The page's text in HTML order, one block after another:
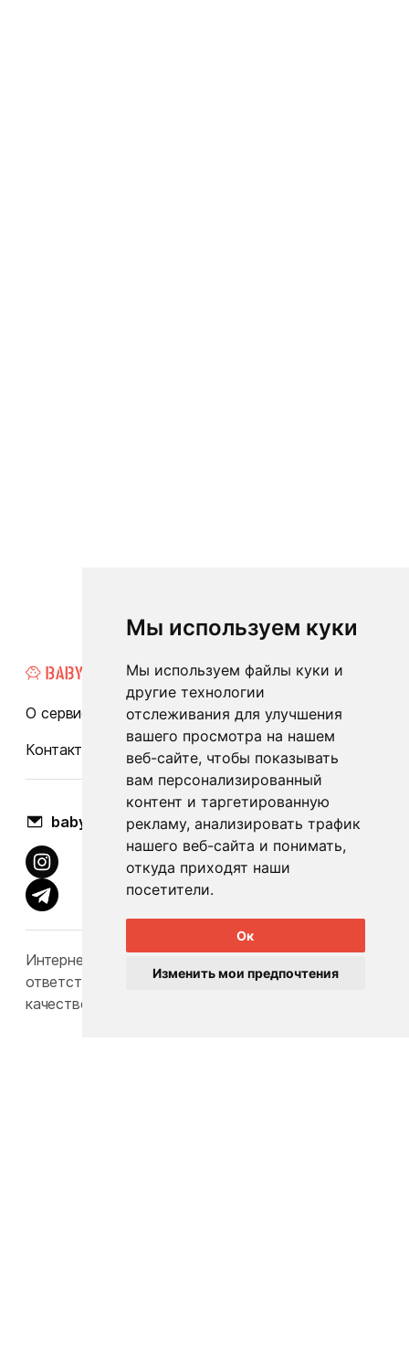
Мы используем куки
Мы используем файлы куки и
другие технологии
отслеживания для улучшения
вашего просмотра на нашем
веб-сайте, чтобы показывать
вам персонализированный
контент и таргетированную
рекламу, анализировать трафик
нашего веб-сайта и понимать,
откуда приходят наши
посетители.
Ок
Изменить мои предпочтения
О сервисе Каталог Бренды Блог
FAQ
Контакты
Оплата и доставка
babylook.gm@gmail.com
Интернет-каталог Babylook.by не несет
ответственность за конечную стоимость и
качество товаров.